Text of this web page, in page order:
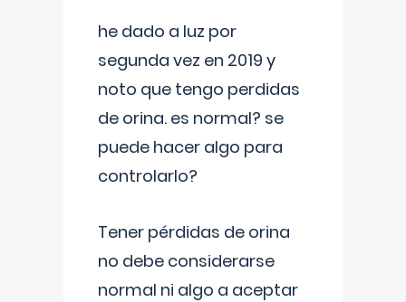
he dado a luz por
segunda vez en 2019 y
noto que tengo perdidas
de orina. es normal? se
puede hacer algo para
controlarlo?
Tener pérdidas de orina
no debe considerarse
normal ni algo a aceptar